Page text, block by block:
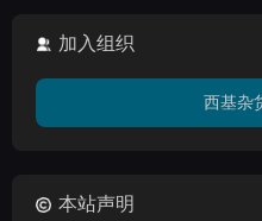
加入组织
西基杂
本站声明